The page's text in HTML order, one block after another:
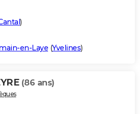
)
en-Laye (Yvelines)
(86 ans)